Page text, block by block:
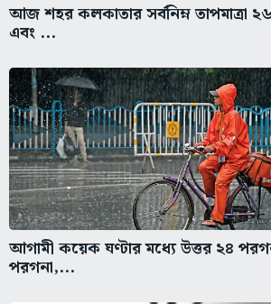
আজ শহর কলকাতার সর্বনিম্ন তাপমাত্রা
এবং ...
আগামী কয়েক ঘণ্টার মধ্যে উত্তর ২৪
পরগনা,...